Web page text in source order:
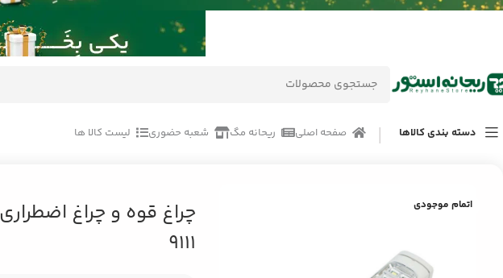
دسته بندی کالاها صفحه اصلی ریحانه مگ شعبه حضوری لیست کالا ها
سایر لوازم جانبی
اتمام موجودی
9111